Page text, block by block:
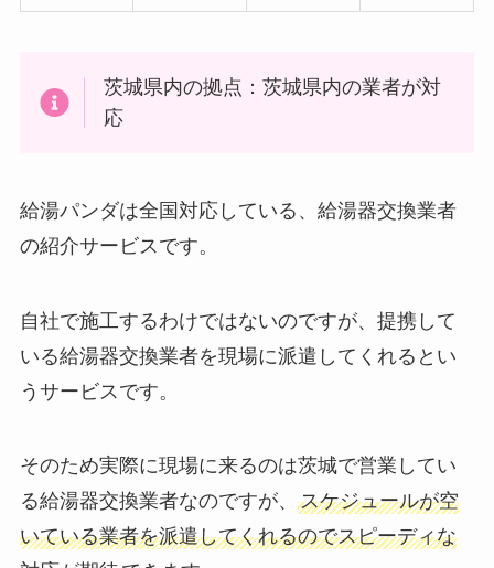
茨城県内の拠点：茨城県内の業者が対
応
給湯パンダは全国対応している、給湯器交換業者
の紹介サービスです。
自社で施工するわけではないのですが、提携して
いる給湯器交換業者を現場に派遣してくれるとい
うサービスです。
そのため実際に現場に来るのは茨城で営業してい
る給湯器交換業者なのですが、 スケジュールが空
いている業者を派遣してくれるのでスピーディな